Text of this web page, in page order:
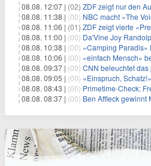
08.08. 12:07 | (02) ZDF zeigt nur den
08.08. 11:38 | (00) NBC macht «The
08.08. 11:06 | (01) ZDF zeigt vierte
08.08. 11:00 | (00) Da'Vine Joy Randolph
08.08. 10:38 | (00) «Camping Paradis»
08.08. 10:06 | (00) «einfach Mensch» begleitet Robin
08.08. 09:37 | (00) CNN beleuchtet
08.08. 09:05 | (00) «Einspruch, Schatz!»
08.08. 08:43 | (00) Primetime-Check:
08.08. 08:37 | (00) Ben Affleck gewinnt